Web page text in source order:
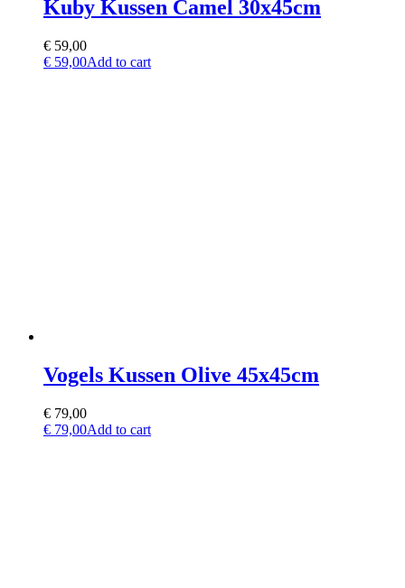
Kuby Kussen Camel 30x45cm
€ 59,00
€ 59,00Add to cart
Vogels Kussen Olive 45x45cm
€ 79,00
€ 79,00Add to cart